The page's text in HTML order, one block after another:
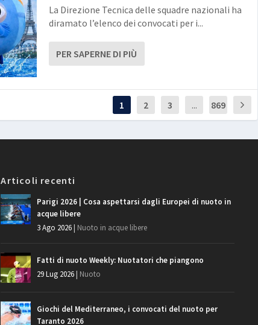
La Direzione Tecnica delle squadre nazionali ha
diramato l’elenco dei convocati per i...
PER SAPERNE DI PIÙ
1 2 3 ... 869
Articoli recenti
Parigi 2026 | Cosa aspettarsi dagli Europei di nuoto in
acque libere
3 Ago 2026| Nuoto in acque libere
Fatti di nuoto Weekly: Nuotatori che piangono
29 Lug 2026| Nuoto
Giochi del Mediterraneo, i convocati del nuoto per
Taranto 2026